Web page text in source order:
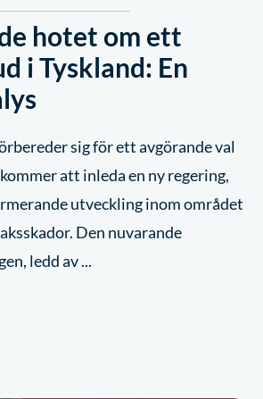
hotet om ett
i Tyskland: En
sig för ett avgörande val
att inleda en ny regering,
utveckling inom området
Den nuvarande
ledd av ...